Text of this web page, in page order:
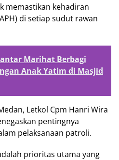
memastikan kehadiran
di setiap sudut rawan
Marihat Berbagi
Anak Yatim di Masjid
Letkol Cpm Hanri Wira
pentingnya
pelaksanaan patroli.
prioritas utama yang